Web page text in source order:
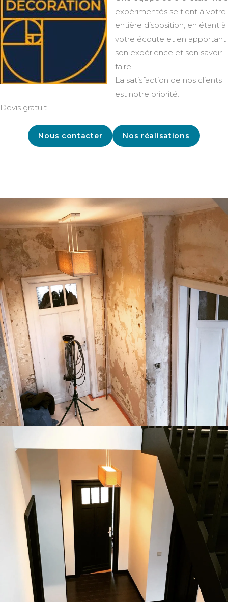
expérimentés se tient à votre
entière disposition, en étant à
votre écoute et en apportant
son expérience et son savoir-
faire.
La satisfaction de nos clients
est notre priorité.
Devis gratuit.
Nous contacter Nos réalisations